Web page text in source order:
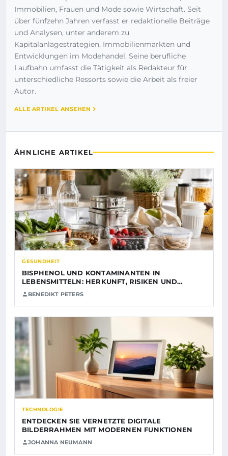
Immobilien, Frauen und Mode sowie Wirtschaft. Seit
über fünfzehn Jahren verfasst er redaktionelle Beiträge
und Analysen, unter anderem zu
Kapitalanlagestrategien, Immobilienmärkten und
Entwicklungen im Modehandel. Seine berufliche
Laufbahn umfasst die Tätigkeit als Redakteur für
unterschiedliche Ressorts sowie die Arbeit als freier
Autor.
ALLE ARTIKEL ANSEHEN
ÄHNLICHE ARTIKEL
GESUNDHEIT
BISPHENOL UND KONTAMINANTEN IN
LEBENSMITTELN: HERKUNFT, RISIKEN UND…
BENEDIKT PETERS
TECHNOLOGIE
ENTDECKEN SIE VERNETZTE DIGITALE
BILDERRAHMEN MIT MODERNEN FUNKTIONEN
JOHANNA NEUMANN